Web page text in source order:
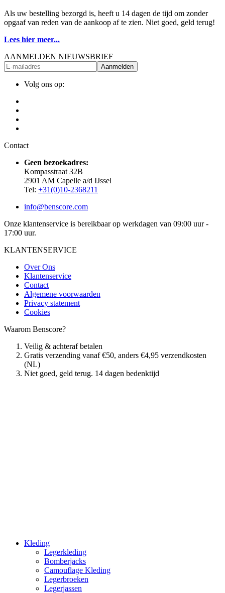
Als uw bestelling bezorgd is, heeft u 14 dagen de tijd om zonder
opgaaf van reden van de aankoop af te zien. Niet goed, geld terug!
Lees hier meer...
AANMELDEN NIEUWSBRIEF
Aanmelden
Volg ons op:
Contact
Geen bezoekadres:
Kompasstraat 32B
2901 AM Capelle a/d IJssel
Tel: +31(0)10-2368211
info@benscore.com
Onze klantenservice is bereikbaar op werkdagen van 09:00 uur -
17:00 uur.
KLANTENSERVICE
Over Ons
Klantenservice
Contact
Algemene voorwaarden
Privacy statement
Cookies
Waarom Benscore?
Veilig & achteraf betalen
Gratis verzending vanaf €50, anders €4,95 verzendkosten
(NL)
Niet goed, geld terug. 14 dagen bedenktijd
Kleding
Legerkleding
Bomberjacks
Camouflage Kleding
Legerbroeken
Legerjassen